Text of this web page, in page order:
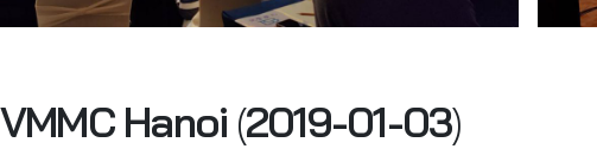
VMMC Hanoi (2019-01-03)